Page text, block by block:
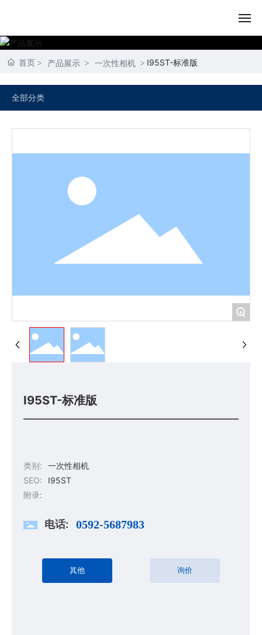
首页
产品展示
首页 产品展示 一次性相机 I95ST-标准版
全部分类
+
I95ST-标准版
类别:
一次性相机
SEO:
I95ST
附录:
电话: 0592-5687983
其他 询价